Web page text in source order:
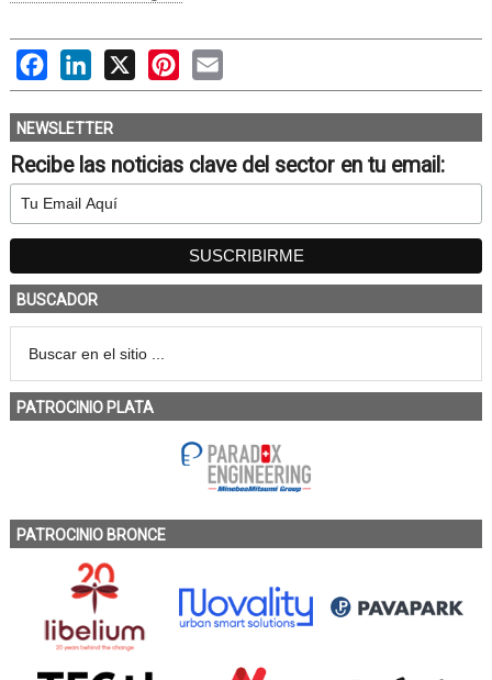
FacebookLinkedIn
X PinterestEmail
NEWSLETTER
Recibe las noticias clave del sector en tu email:
BUSCADOR
PATROCINIO PLATA
PATROCINIO BRONCE